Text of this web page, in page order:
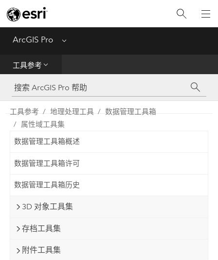
ArcGIS Pro Menu
工具参考
工具参考
Python
SDK
工具参考 地理处理工具
数据管理工具箱
属性域工具集
数据管理工具箱概述
数据管理工具箱许可
数据管理工具箱历史
3D 对象工具集
存档工具集
附件工具集